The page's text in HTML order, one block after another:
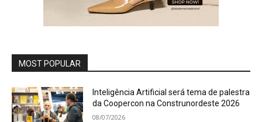
MOST POPULAR
Inteligência Artificial será tema de palestra
da Coopercon na Construnordeste 2026
08/07/2026